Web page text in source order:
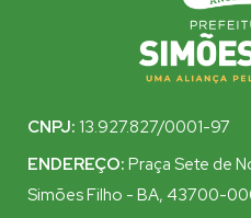
CNPJ: 13.927.827/0001-97
ENDEREÇO: Praça Sete de
Simões Filho - BA, 43700-